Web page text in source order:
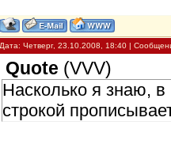
Дата: Четверг, 23.10.2008, 18:40 |
Quote (VVV)
Насколько я знаю,
строкой